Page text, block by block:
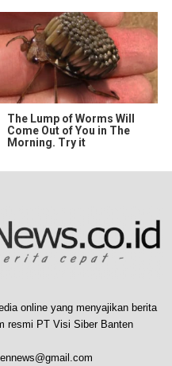
The Lump of Worms Will
Come Out of You in The
Morning. Try it
online yang menyajikan berita
resmi PT Visi Siber Banten